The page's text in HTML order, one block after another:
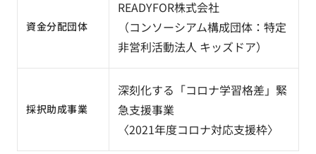
資金分配団体
READYFOR株式会社
（コンソーシアム構成団体：特定
非営利活動法人 キッズドア）
採択助成事業
深刻化する「コロナ学習格差」緊
急支援事業
〈2021年度コロナ対応支援枠〉